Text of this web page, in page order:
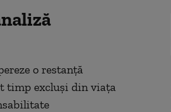
o restanță
timp excluși din viața